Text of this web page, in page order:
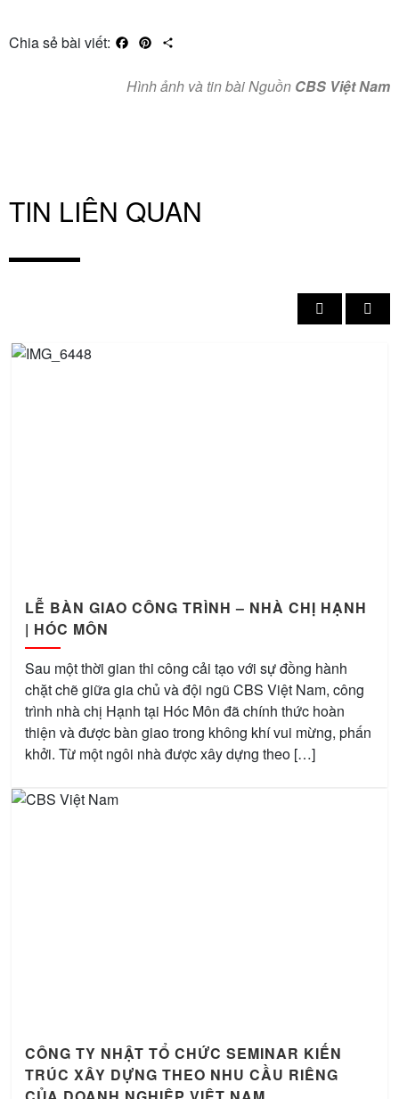
Chia sẻ bài viết: FacebookPinterest
Hình ảnh và tin bài Nguồn CBS Việt Nam
TIN LIÊN QUAN
LỄ BÀN GIAO CÔNG TRÌNH – NHÀ CHỊ HẠNH
| HÓC MÔN
Sau một thời gian thi công cải tạo với sự đồng hành
chặt chẽ giữa gia chủ và đội ngũ CBS Việt Nam, công
trình nhà chị Hạnh tại Hóc Môn đã chính thức hoàn
thiện và được bàn giao trong không khí vui mừng, phấn
khởi. Từ một ngôi nhà được xây dựng theo […]
CÔNG TY NHẬT TỔ CHỨC SEMINAR KIẾN
TRÚC XÂY DỰNG THEO NHU CẦU RIÊNG